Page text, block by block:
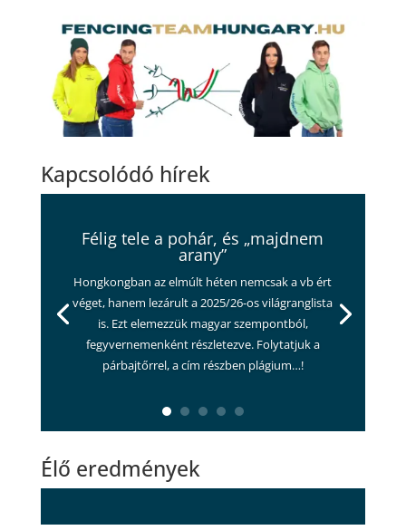
Kapcsolódó hírek
Félig tele a pohár, és „majdnem
arany”
Hongkongban az elmúlt héten nemcsak a vb ért
véget, hanem lezárult a 2025/26-os világranglista
is. Ezt elemezzük magyar szempontból,
fegyvernemenként részletezve. Folytatjuk a
párbajtőrrel, a cím részben plágium…!
Élő eredmények